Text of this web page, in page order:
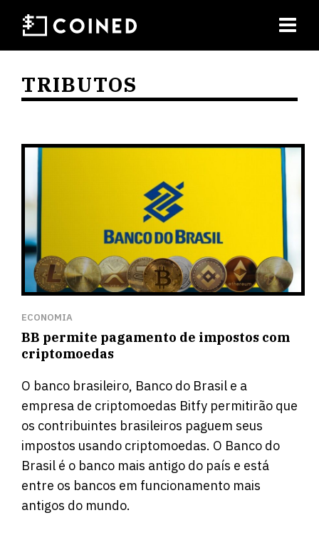
TRIBUTOS
ECONOMIA
BB permite pagamento de impostos com
criptomoedas
O banco brasileiro, Banco do Brasil e a
empresa de criptomoedas Bitfy permitirão que
os contribuintes brasileiros paguem seus
impostos usando criptomoedas. O Banco do
Brasil é o banco mais antigo do país e está
entre os bancos em funcionamento mais
antigos do mundo.